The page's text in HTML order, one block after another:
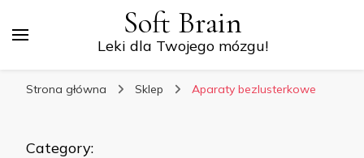
Soft Brain
Leki dla Twojego mózgu!
Strona główna Sklep Aparaty bezlusterkowe
Category: